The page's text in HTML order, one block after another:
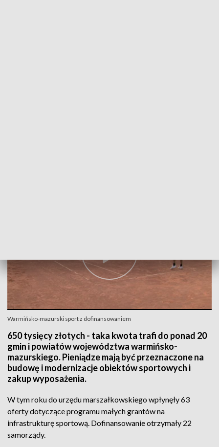
Warmińsko-mazurski sport z dofinansowaniem
650 tysięcy złotych - taka kwota trafi do ponad 20
gmin i powiatów województwa warmińsko-
mazurskiego. Pieniądze mają być przeznaczone na
budowę i modernizacje obiektów sportowych i
zakup wyposażenia.
W tym roku do urzędu marszałkowskiego wpłynęły 63
oferty dotyczące programu małych grantów na
infrastrukturę sportową. Dofinansowanie otrzymały 22
samorządy.